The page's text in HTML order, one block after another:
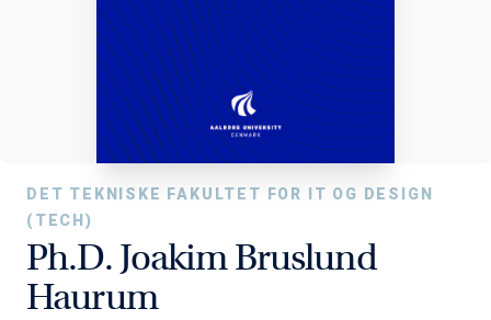
DET TEKNISKE FAKULTET FOR IT OG DESIGN
(TECH)
Ph.D. Joakim Bruslund
Haurum